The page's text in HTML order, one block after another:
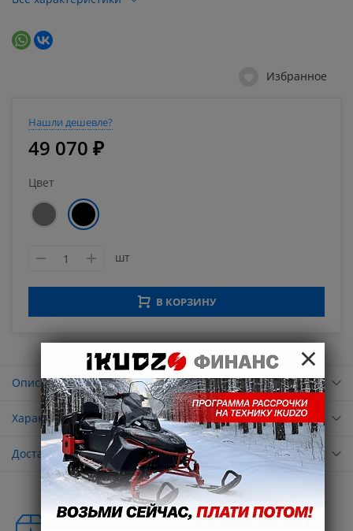
Избранное
Нашли дешевле?
49 070 ₽
Цвет
шт
В КОРЗИНУ
Описание
Характеристики
Доставка
Удобная доставка
×